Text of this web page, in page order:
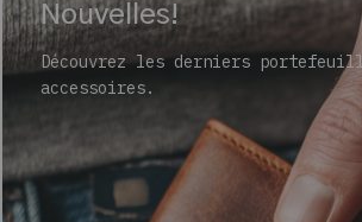
Nouvelles!
Découvrez les derniers
accessoires.